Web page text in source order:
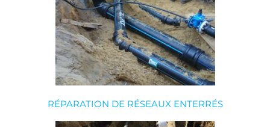
RÉPARATION DE RÉSEAUX ENTERRÉS